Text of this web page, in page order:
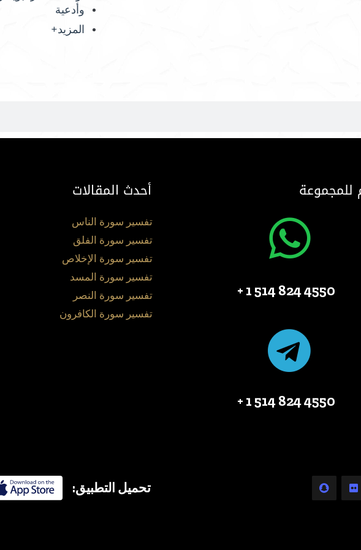
وأدعية
المزيد+
للمجموعة
4550 824 514 1 +
4550 824 514 1 +
أحدث المقالات
تفسير سورة الناس
تفسير سورة الفلق
تفسير سورة الإخلاص
تفسير سورة المسد
تفسير سورة النصر
تفسير سورة الكافرون
تحميل التطبيق: